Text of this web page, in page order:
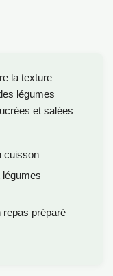
la texture
légumes
et salées
cuisson
légumes
repas préparé